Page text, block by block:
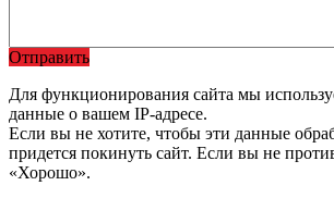
Отправить
Для функционирования сайта мы
данные о вашем IP-адресе.
Если вы не хотите, чтобы эти данные
придется покинуть сайт. Если вы не
«Хорошо».